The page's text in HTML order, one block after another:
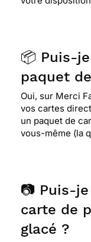
📦 Puis-
paquet
Oui, sur Merci
vos cartes
un paquet de
vous-même (la
📷 Puis-
carte de
glacé ?